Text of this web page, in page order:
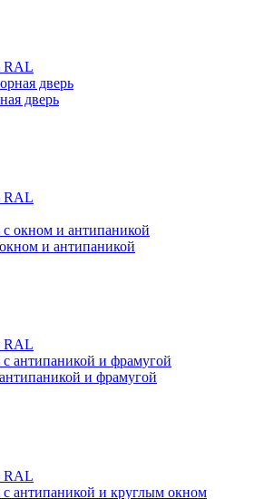
RAL
дверь
RAL
и антипаникой
RAL
и фрамугой
RAL